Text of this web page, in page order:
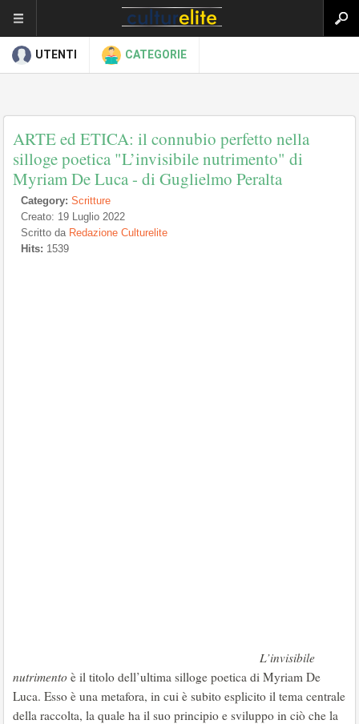
UTENTI CATEGORIE
ARTE ed ETICA: il connubio perfetto nella
silloge poetica "L’invisibile nutrimento" di
Myriam De Luca - di Guglielmo Peralta
Category: Scritture
Creato: 19 Luglio 2022
Scritto da Redazione Culturelite
Hits: 1539
L’invisibile
nutrimento è il titolo dell’ultima silloge poetica di Myriam De
Luca. Esso è una metafora, in cui è subito esplicito il tema centrale
della raccolta, la quale ha il suo principio e sviluppo in ciò che la